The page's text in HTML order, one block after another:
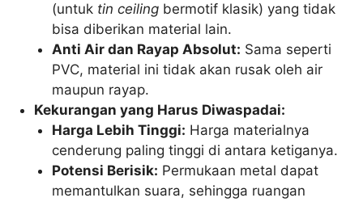
(untuk tin ceiling bermotif klasik) yang tidak
bisa diberikan material lain.
Anti Air dan Rayap Absolut: Sama seperti
PVC, material ini tidak akan rusak oleh air
maupun rayap.
Kekurangan yang Harus Diwaspadai:
Harga Lebih Tinggi: Harga materialnya
cenderung paling tinggi di antara ketiganya.
Potensi Berisik: Permukaan metal dapat
memantulkan suara, sehingga ruangan